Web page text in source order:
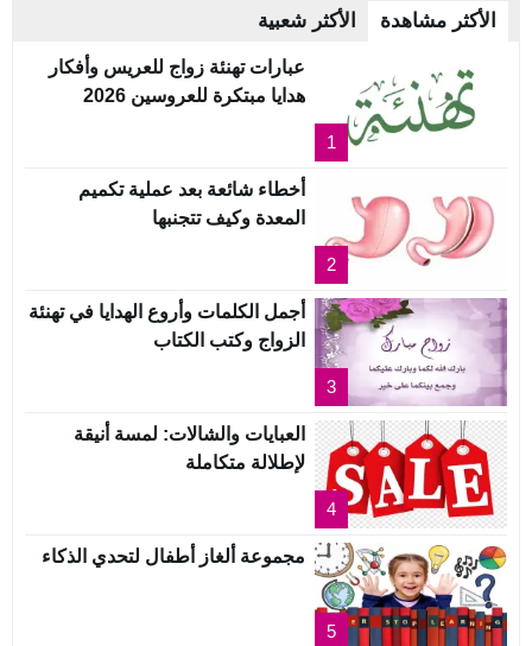
الأكثر مشاهدة الأكثر شعبية
1
عبارات تهنئة زواج للعريس وأفكار
هدايا مبتكرة للعروسين 2026
2
أخطاء شائعة بعد عملية تكميم
المعدة وكيف تتجنبها
3
أجمل الكلمات وأروع الهدايا في تهنئة
الزواج وكتب الكتاب
4
العبايات والشالات: لمسة أنيقة
لإطلالة متكاملة
5
مجموعة ألغاز أطفال لتحدي الذكاء